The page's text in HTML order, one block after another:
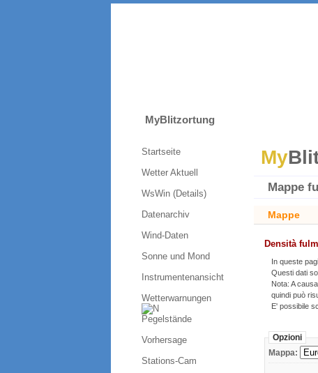
MyBlitzortung
My
Mappe
Mappe
Densità
In queste
Questi dati
Nota: A
quindi può
E' possibile
Opzioni
Mappa:
Startseite
Wetter Aktuell
WsWin (Details)
Datenarchiv
Wind-Daten
Sonne und Mond
Instrumentenansicht
Wetterwarnungen
Pegelstände
Vorhersage
Stations-Cam